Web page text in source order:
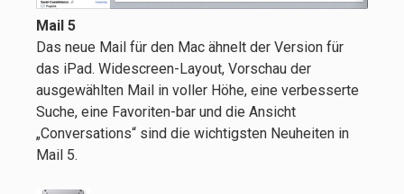
Mail 5
Das neue Mail für den Mac ähnelt der Version für
das iPad. Widescreen-Layout, Vorschau der
ausgewählten Mail in voller Höhe, eine verbesserte
Suche, eine Favoriten-bar und die Ansicht
„Conversations“ sind die wichtigsten Neuheiten in
Mail 5.